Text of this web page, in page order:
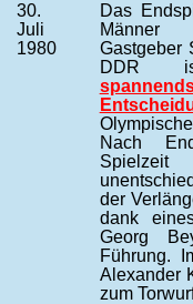
30.
Juli
1980
Das
Männer
Gastgeber
Nach
der
dank
Georg
Führung.
Alexander
zum